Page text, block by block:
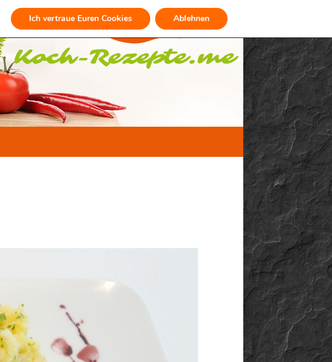
Ich vertraue Euren Cookies Ablehnen